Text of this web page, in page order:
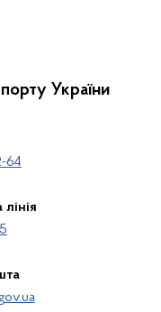
України
64